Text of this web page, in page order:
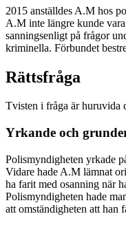
2015 anställdes A.M hos
A.M inte längre kunde
sanningsenligt på frågor
kriminella. Förbundet
Rättsfråga
Tvisten i fråga är huruvida
Yrkande och
Polismyndigheten yrkade
Vidare hade A.M lämnat
ha farit med osanning när
Polismyndigheten hade
att omständigheten att han